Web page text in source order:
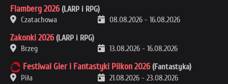
Flamberg 2026 (LARP i RPG)
Czatachowa
08.08.2026 - 16.08.2026
Zakonki 2026 (LARP i RPG)
Brzeg
13.08.2026 - 16.08.2026
Festiwal Gier i Fantastyki Pilkon 2026 (Fantastyka)
Piła
21.08.2026 - 23.08.2026